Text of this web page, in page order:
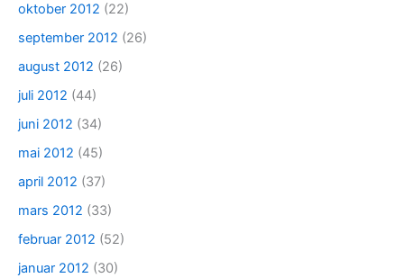
oktober 2012 (22)
september 2012 (26)
august 2012 (26)
juli 2012 (44)
juni 2012 (34)
mai 2012 (45)
april 2012 (37)
mars 2012 (33)
februar 2012 (52)
januar 2012 (30)